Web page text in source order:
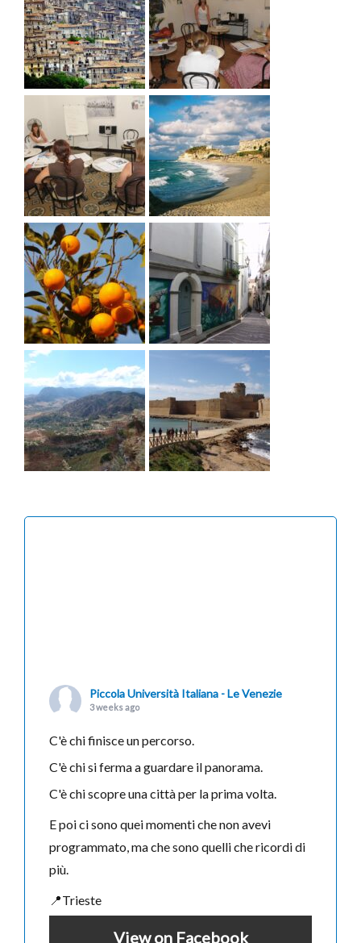
Piccola Università Italiana - Le Venezie
3 weeks ago
C'è chi finisce un percorso.
C'è chi si ferma a guardare il panorama.
C'è chi scopre una città per la prima volta.
E poi ci sono quei momenti che non avevi
programmato, ma che sono quelli che ricordi di
più.
📍Trieste
View on Facebook